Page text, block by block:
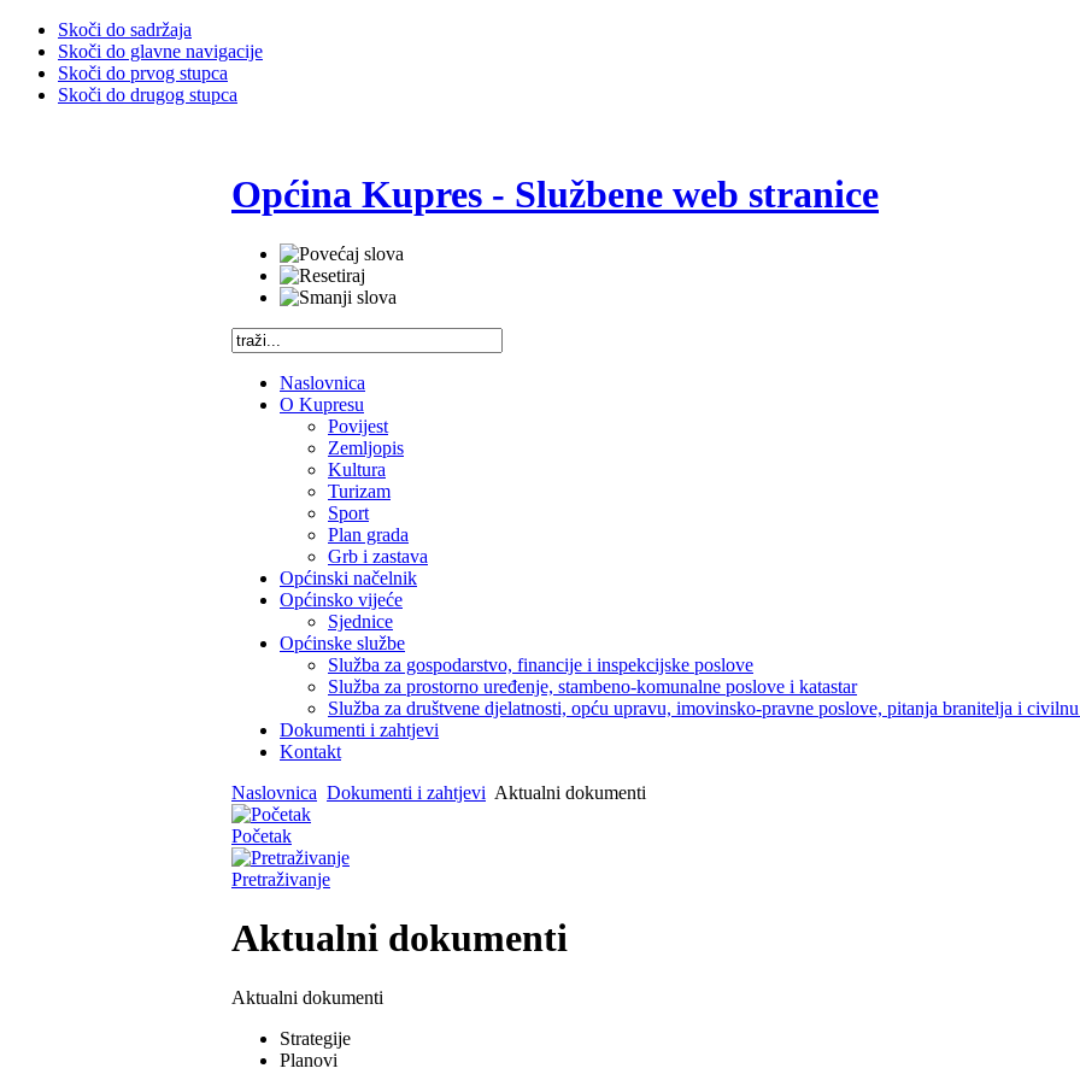
Skoči do sadržaja
Skoči do glavne navigacije
Skoči do prvog stupca
Skoči do drugog stupca
Općina Kupres - Službene web stranice
Naslovnica
O Kupresu
Povijest
Zemljopis
Kultura
Turizam
Sport
Plan grada
Grb i zastava
Općinski načelnik
Općinsko vijeće
Sjednice
Općinske službe
Služba za gospodarstvo, financije i inspekcijske poslove
Služba za prostorno uređenje, stambeno-komunalne poslove i katastar
Služba za društvene djelatnosti, opću upravu, imovinsko-pravne poslove, pitanja branitelja i
Dokumenti i zahtjevi
Kontakt
Naslovnica Dokumenti i zahtjevi Aktualni dokumenti
Početak
Pretraživanje
Aktualni dokumenti
Aktualni dokumenti
Strategije
Planovi